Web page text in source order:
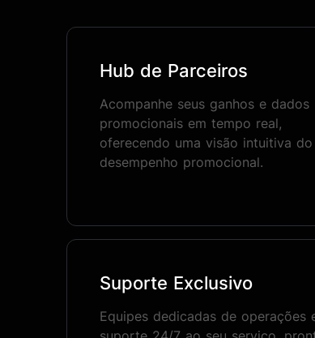
Hub de Parceiros
Acompanhe seus ganhos e dados
promocionais em tempo real,
oferecendo uma visão intuitiva do
desempenho promocional.
Suporte Exclusivo
Equipes dedicadas de operações